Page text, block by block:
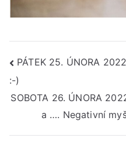
Navigace
pro
příspěvek
PÁTEK 25. ÚNORA
:-)
SOBOTA 26. ÚNORA
a …. Negativní